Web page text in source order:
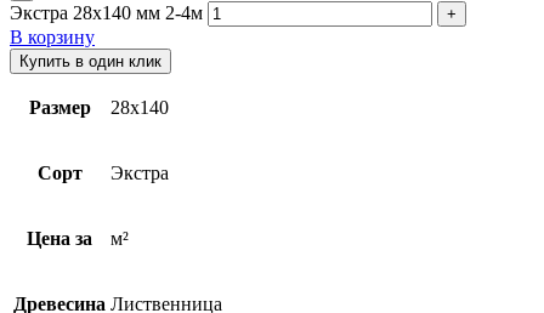
Экстра 28х140 мм 2-4м
В корзину
Купить в один клик
Размер 28х140
Сорт Экстра
Цена за м²
Древесина Лиственница